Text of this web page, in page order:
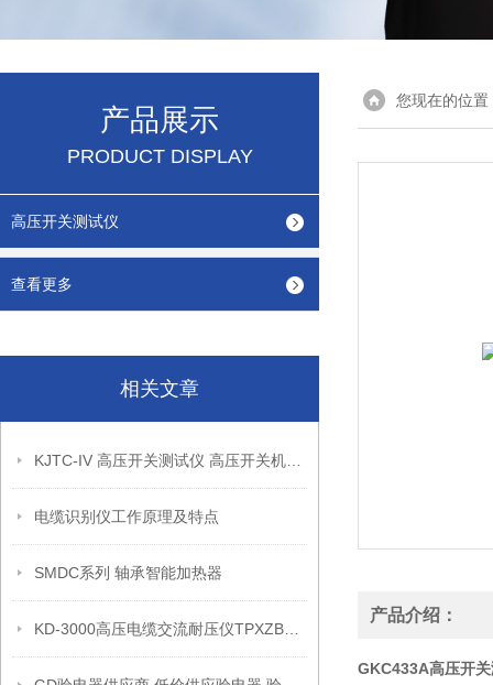
产品展示
PRODUCT DISPLAY
高压开关测试仪
查看更多
相关文章
电缆识别仪工作原理及特点
SMDC系列 轴承智能加热器
您现在的位置
产品介绍：
GKC433A高压开